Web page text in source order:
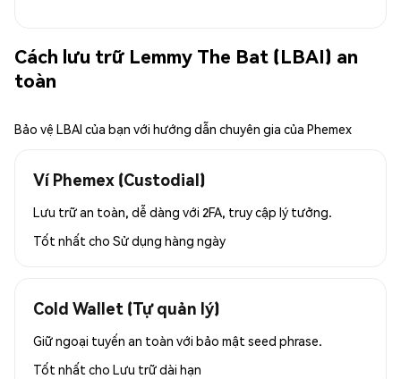
Cách lưu trữ Lemmy The Bat (LBAI) an
toàn
Bảo vệ LBAI của bạn với hướng dẫn chuyên gia của Phemex
Ví Phemex (Custodial)
Lưu trữ an toàn, dễ dàng với 2FA, truy cập lý tưởng.
Tốt nhất cho Sử dụng hàng ngày
Cold Wallet (Tự quản lý)
Giữ ngoại tuyến an toàn với bảo mật seed phrase.
Tốt nhất cho Lưu trữ dài hạn